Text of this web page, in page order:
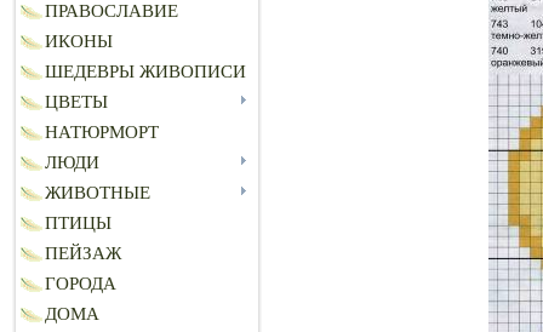
ПРАВОСЛАВИЕ
ИКОНЫ
ШЕДЕВРЫ ЖИВОПИСИ
ЦВЕТЫ
НАТЮРМОРТ
ЛЮДИ
ЖИВОТНЫЕ
ПТИЦЫ
ПЕЙЗАЖ
ГОРОДА
ДОМА